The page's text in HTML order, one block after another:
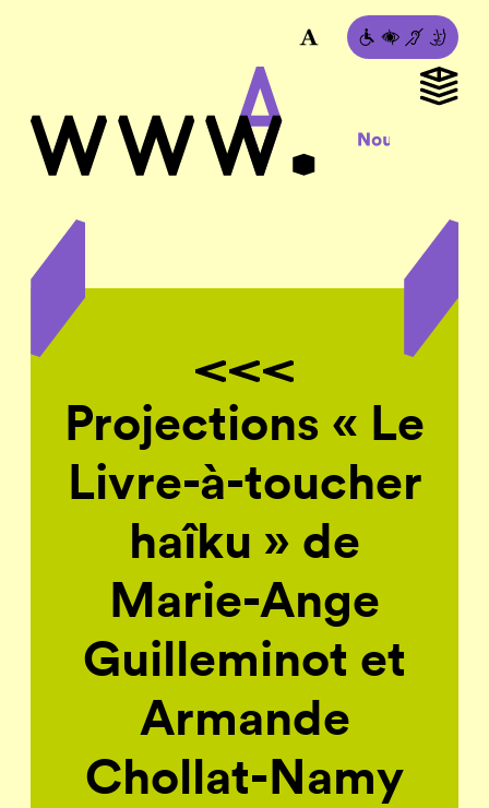
Projections « Le
Livre-à-toucher
haîku » de
Marie-Ange
Guilleminot et
Armande
Chollat-Namy